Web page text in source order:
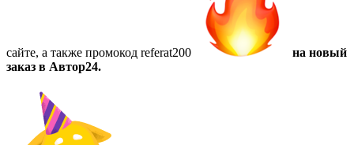
сайте, а также промокод referat200
на новый
заказ в Автор24.